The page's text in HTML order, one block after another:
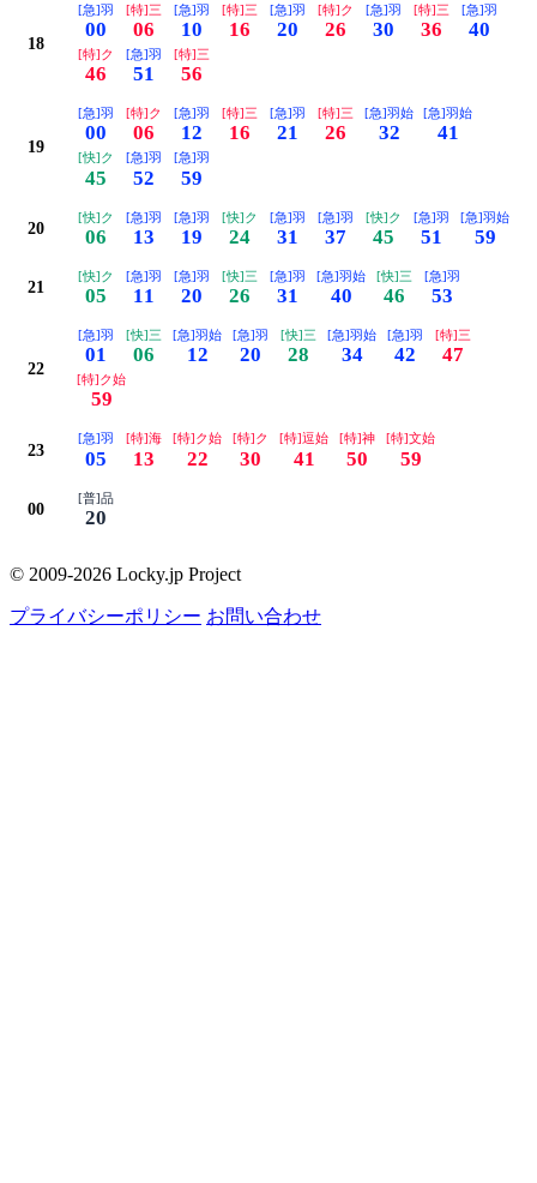
18
[急]羽
00
[特]三
06
[急]羽
10
[特]三
16
[急]羽
20
[特]ク
26
[急]羽
30
[特]三
36
[急]羽
40
[特]ク
46
[急]羽
51
[特]三
56
19
[急]羽
00
[特]ク
06
[急]羽
12
[特]三
16
[急]羽
21
[特]三
26
[急]羽始
32
[急]羽始
41
[快]ク
45
[急]羽
52
[急]羽
59
20
[快]ク
06
[急]羽
13
[急]羽
19
[快]ク
24
[急]羽
31
[急]羽
37
[快]ク
45
[急]羽
51
[急]羽始
59
21
[快]ク
05
[急]羽
11
[急]羽
20
[快]三
26
[急]羽
31
[急]羽始
40
[快]三
46
[急]羽
53
22
[急]羽
01
[快]三
06
[急]羽始
12
[急]羽
20
[快]三
28
[急]羽始
34
[急]羽
42
[特]三
47
[特]ク始
59
23
[急]羽
05
[特]海
13
[特]ク始
22
[特]ク
30
[特]逗始
41
[特]神
50
[特]文始
59
00
[普]品
20
© 2009-2026 Locky.jp Project
プライバシーポリシー お問い合わせ